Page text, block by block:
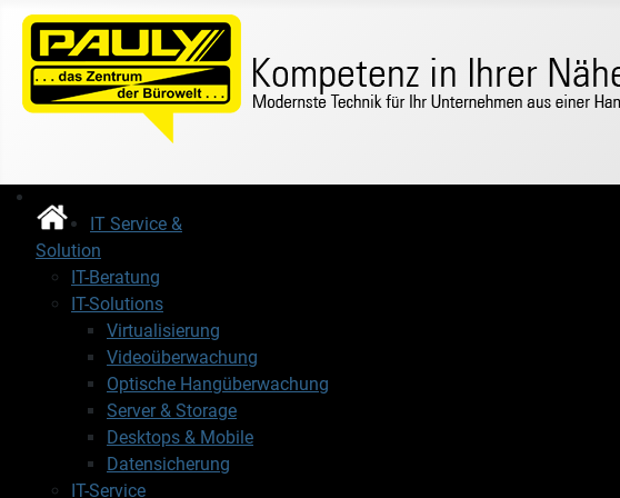
IT Service &
Solution
IT-Beratung
IT-Solutions
Virtualisierung
Videoüberwachung
Optische Hangüberwachung
Server & Storage
Desktops & Mobile
Datensicherung
IT-Service